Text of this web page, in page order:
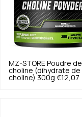
MZ-STORE Poudre de
choline (dihydrate de
choline) 300g €12,07